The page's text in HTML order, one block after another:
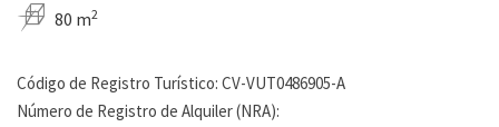
80 m2
Código de Registro Turístico: CV-VUT0486905-A
Número de Registro de Alquiler (NRA):